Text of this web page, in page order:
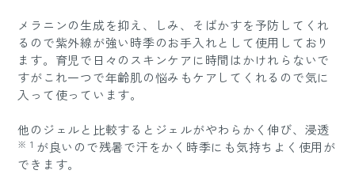
メラニンの生成を抑え、しみ、そばかすを予防してくれ
るので紫外線が強い時季のお手入れとして使用しており
ます。育児で日々のスキンケアに時間はかけれらないで
すがこれ一つで年齢肌の悩みもケアしてくれるので気に
入って使っています。
他のジェルと比較するとジェルがやわらかく伸び、浸透
※１ が良いので残暑で汗をかく時季にも気持ちよく使用が
できます。